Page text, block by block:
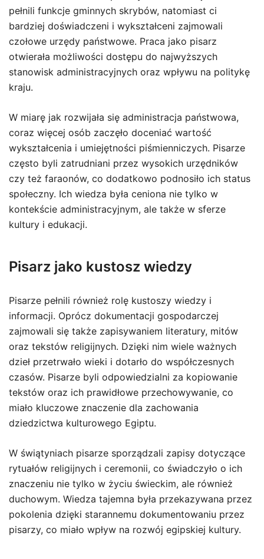
pełnili funkcje gminnych skrybów, natomiast ci
bardziej doświadczeni i wykształceni zajmowali
czołowe urzędy państwowe. Praca jako pisarz
otwierała możliwości dostępu do najwyższych
stanowisk administracyjnych oraz wpływu na politykę
kraju.
W miarę jak rozwijała się administracja państwowa,
coraz więcej osób zaczęło doceniać wartość
wykształcenia i umiejętności piśmienniczych. Pisarze
często byli zatrudniani przez wysokich urzędników
czy też faraonów, co dodatkowo podnosiło ich status
społeczny. Ich wiedza była ceniona nie tylko w
kontekście administracyjnym, ale także w sferze
kultury i edukacji.
Pisarz jako kustosz wiedzy
Pisarze pełnili również rolę kustoszy wiedzy i
informacji. Oprócz dokumentacji gospodarczej
zajmowali się także zapisywaniem literatury, mitów
oraz tekstów religijnych. Dzięki nim wiele ważnych
dzieł przetrwało wieki i dotarło do współczesnych
czasów. Pisarze byli odpowiedzialni za kopiowanie
tekstów oraz ich prawidłowe przechowywanie, co
miało kluczowe znaczenie dla zachowania
dziedzictwa kulturowego Egiptu.
W świątyniach pisarze sporządzali zapisy dotyczące
rytuałów religijnych i ceremonii, co świadczyło o ich
znaczeniu nie tylko w życiu świeckim, ale również
duchowym. Wiedza tajemna była przekazywana przez
pokolenia dzięki starannemu dokumentowaniu przez
pisarzy, co miało wpływ na rozwój egipskiej kultury.